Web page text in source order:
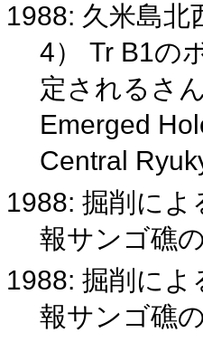
1988: 久米島
4） Tr B1の
定されるさ
Emerged
Central
1988: 掘削に
報サンゴ礁
1988: 掘削に
報サンゴ礁